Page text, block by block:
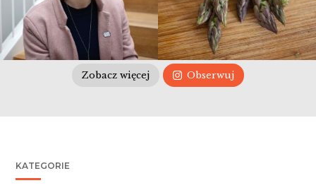
Zobacz więcej Obserwuj
KATEGORIE